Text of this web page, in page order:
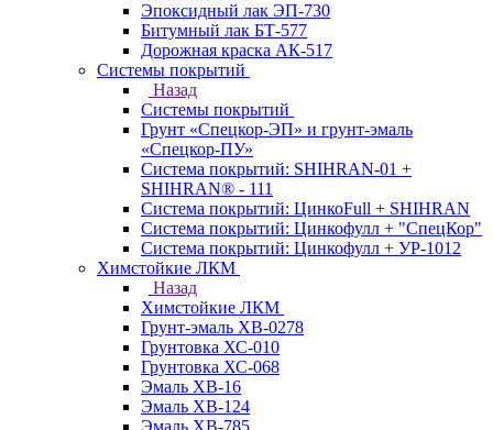
Эпоксидный лак ЭП-730
Битумный лак БТ-577
Дорожная краска АК-517
Системы покрытий
Назад
Системы покрытий
Грунт «Спецкор-ЭП» и грунт-эмаль
«Спецкор-ПУ»
Система покрытий: SHIHRAN-01 +
SHIHRAN® - 111
Система покрытий: ЦинкоFull + SHIHRAN
Система покрытий: Цинкофулл + "СпецКор"
Система покрытий: Цинкофулл + УР-1012
Химстойкие ЛКМ
Назад
Химстойкие ЛКМ
Грунт-эмаль ХВ-0278
Грунтовка ХС-010
Грунтовка ХС-068
Эмаль ХВ-16
Эмаль ХВ-124
Эмаль ХВ-785